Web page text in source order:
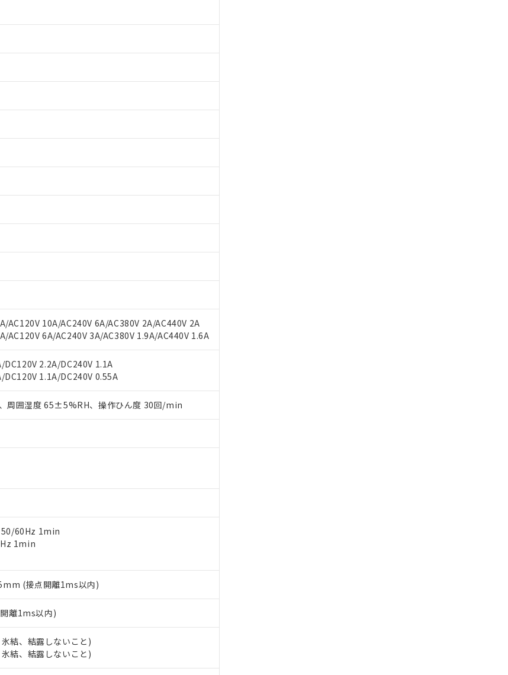
AC120V 10A/AC240V 6A/AC380V 2A/AC440V 2A
AC120V 6A/AC240V 3A/AC380V 1.9A/AC440V 1.6A
2.2A/DC240V 1.1A
1.1A/DC240V 0.55A
周囲湿度 65±5%RH、操作ひん度 30回/min
50/60Hz 1min
1min
(接点開離1ms以内)
離1ms以内)
結、結露しないこと)
結、結露しないこと)
き、同意のうえご利用ください。
御機器事業取扱商品の当社在庫状況および標準価格(税抜)を提供させていただ
格照会結果は、記載している更新日時点での社内データに基づき作成されるも
時点での実際の在庫および標準価格とは異なる場合があることをご了承くださ
標準価格はお客様のお取引先、またはお客様担当のオムロン制御機器販売店・
ださい。
店や当社販売拠点は「
リスト作成サービス）をご利用いただくには、I-Webメンバーズにご登録され
。
ビスに関するお客様との取引・商談に必要な範囲で利用することをご了承くだ
は、"個人情報の共同利用に関して"
令（10物質）の非含有に対応した製品が提供可能な商品です。
10物質）の非含有に対応した製品に切り替える予定のある商品です。
ど無形物で、有害物質有無と関係のない商品です。
含有部品としていたものが、含有品と判明した場合などやむを得ず変更すること
1000ppm以下、 カドミウム(Cd) 100ppm以下、
ポリ臭化ビフェニル類(PBB) 1000ppm以下、ポリ臭化ジフェニルエーテル類(PBDE) 1000ppm以下、
別名：DOP) 1000ppm以下、フタル酸ブチルベンジル（BBP） 1000ppm以下、フタル酸ジブチ
酸ジイソブチル (DIBP) 1000ppm以下
び制御機器に対する適用除外項目は除く。
どにより、予定月が前後することがあります。
ロード
ンロードすることができます。
非含有証明書
社基準）
含有を証明するもので、過去に遡って非含有を証明するものではありません。
酸エステル類４物質の対応では、対応完了までの期間は出荷製品に未対応品が
庫切替を完了していることから、特段のことがない限り、2022年1月12日よ
が中国RoHSの基準値を超えていることを示します。
販売部門へお問い合わせください。
：
、 Cd(カドミウム) : 100ppm、
ポリ臭化ビフェニル類) : 1000ppm、 PBDEs(ポリ臭化ジフェニルエーテル類) : 1000ppm、
、 DIBP(フタル酸ジイソブチル) : 1000ppm、 BBP(フタル酸ブチルベンジル) : 1000ppm、
シル)) : 1000ppm
）のすべてが基準値以下であることを示します。
において有害物質が外部に漏えいし、環境に深刻な影響を及ぼさない年数を意
売部門へお問い合わせください。
品のうち、外国為替および外国貿易法に定める商品（以下｢規制貨物等」とい
とります。
する場合は、完全に破砕するなど、違法に輸出されないよう必要な手段を講じ
ません。
三者に販売する場合は、上記1、2および3の内容を当該第三者に通知します。
よび販売に係わる関係者が違法に輸出するおそれがある場合は、取り引きをい
あり
いが在庫あり
在庫状況については、お客様のお取引先、またはお客様担当のオムロン制御
販売員にご確認ください)
た在庫状況の情報を公開していない機種